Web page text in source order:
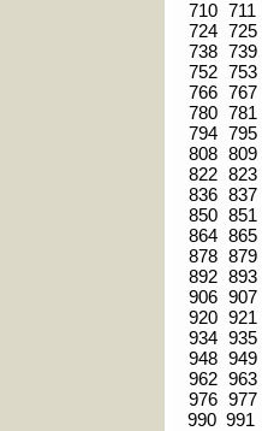
710 711
724 725
738 739
752 753
766 767
780 781
794 795
808 809
822 823
836 837
850 851
864 865
878 879
892 893
906 907
920 921
934 935
948 949
962 963
976 977
990 991